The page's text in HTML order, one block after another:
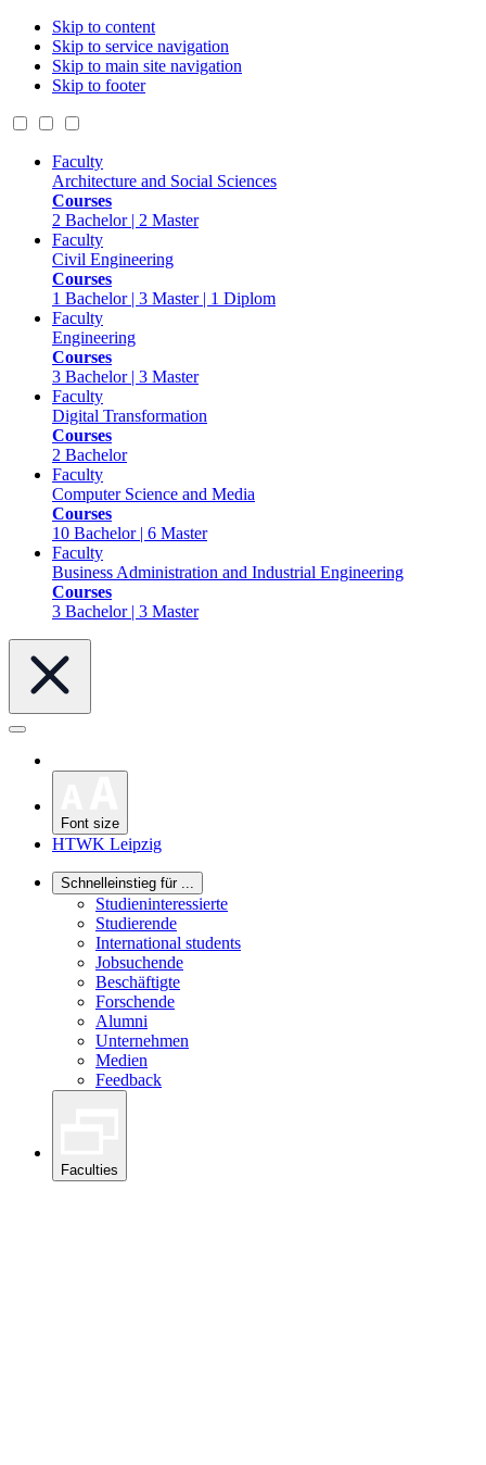
Skip to content
Skip to service navigation
Skip to main site navigation
Skip to footer
Faculty
Architecture and Social Sciences
Courses
2 Bachelor | 2 Master
Faculty
Civil Engineering
Courses
1 Bachelor | 3 Master | 1 Diplom
Faculty
Engineering
Courses
3 Bachelor | 3 Master
Faculty
Digital Transformation
Courses
2 Bachelor
Faculty
Computer Science and Media
Courses
10 Bachelor | 6 Master
Faculty
Business Administration and Industrial Engineering
Courses
3 Bachelor | 3 Master
Font size
HTWK Leipzig
Schnelleinstieg für ...
Studieninteressierte
Studierende
International students
Jobsuchende
Beschäftigte
Forschende
Alumni
Unternehmen
Medien
Feedback
Faculties